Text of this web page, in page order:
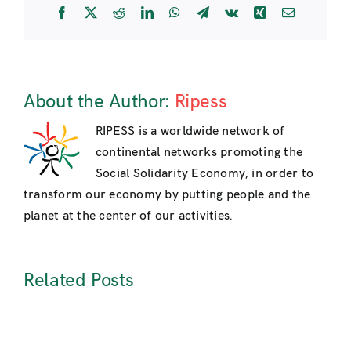
Facebook
X RedditLinkedInWhatsApp
Telegram
Vk Xing Email
About the Author: Ripess
RIPESS is a worldwide network of
continental networks promoting the
Social Solidarity Economy, in order to
transform our economy by putting people and the
planet at the center of our activities.
Related Posts